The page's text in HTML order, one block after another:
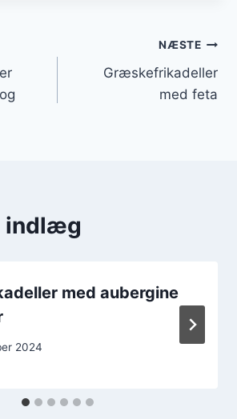
NÆSTE
Græskefrikadeller
med feta
indlæg
med aubergine
2024